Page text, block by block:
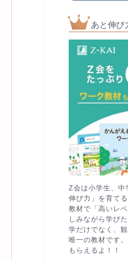
あと伸び
Z会は小学生、中
伸び力」を育て
教材で「高いレ
しみながら学び
学だけでなく、
唯一の教材です
もらえるよ！！